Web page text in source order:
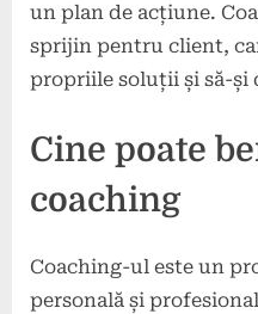
un plan de acțiune.
sprijin pentru client,
propriile soluții și să-și
Cine poate
coaching
Coaching-ul este un
personală și